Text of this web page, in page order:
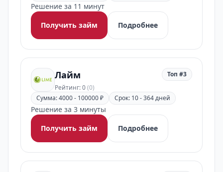
Решение за 11 минут
Получить займ
Подробнее
Лайм
Рейтинг: 0(0)
Топ #3
Сумма: 4000 - 100000 ₽ Срок: 10 - 364 дней
Решение за 3 минуты
Получить займ
Подробнее